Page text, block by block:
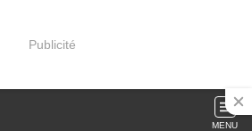
Publicité
MENU